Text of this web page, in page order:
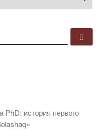
PhD: история первого